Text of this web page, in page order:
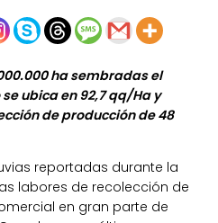
ha sembradas el
ubica en 92,7 qq/Ha y
de producción de 48
reportadas durante la
labores de recolección de
en gran parte de